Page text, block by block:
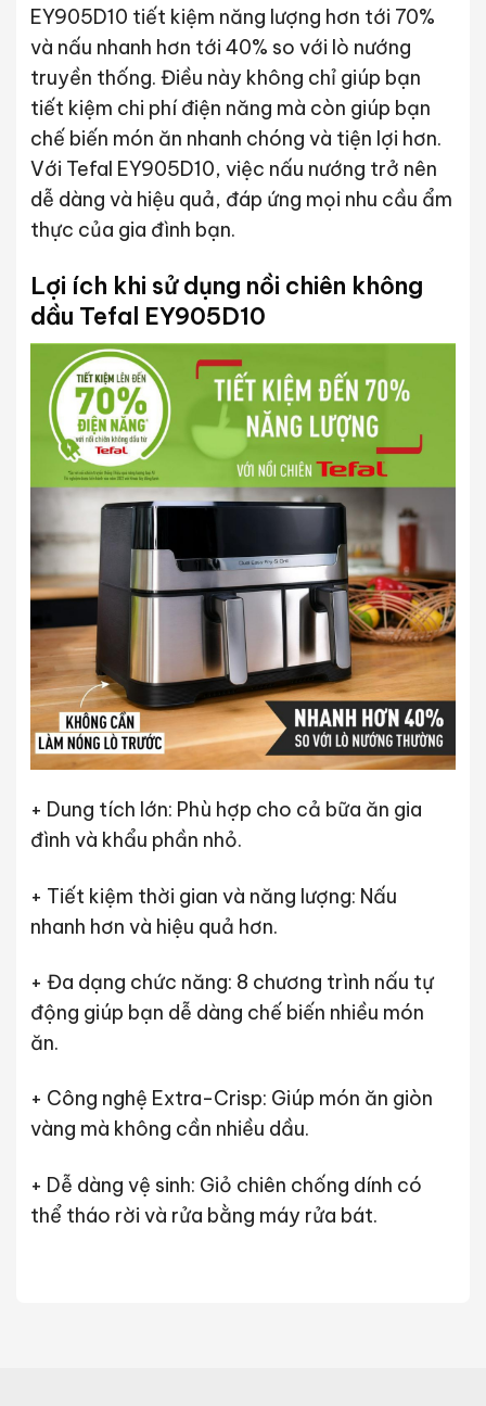
EY905D10 tiết kiệm năng lượng hơn tới 70%
và nấu nhanh hơn tới 40% so với lò nướng
truyền thống. Điều này không chỉ giúp bạn
tiết kiệm chi phí điện năng mà còn giúp bạn
chế biến món ăn nhanh chóng và tiện lợi hơn.
Với Tefal EY905D10, việc nấu nướng trở nên
dễ dàng và hiệu quả, đáp ứng mọi nhu cầu ẩm
thực của gia đình bạn.
Lợi ích khi sử dụng nồi chiên không
dầu Tefal EY905D10
+ Dung tích lớn: Phù hợp cho cả bữa ăn gia
đình và khẩu phần nhỏ.
+ Tiết kiệm thời gian và năng lượng: Nấu
nhanh hơn và hiệu quả hơn.
+ Đa dạng chức năng: 8 chương trình nấu tự
động giúp bạn dễ dàng chế biến nhiều món
ăn.
+ Công nghệ Extra-Crisp: Giúp món ăn giòn
vàng mà không cần nhiều dầu.
+ Dễ dàng vệ sinh: Giỏ chiên chống dính có
thể tháo rời và rửa bằng máy rửa bát.